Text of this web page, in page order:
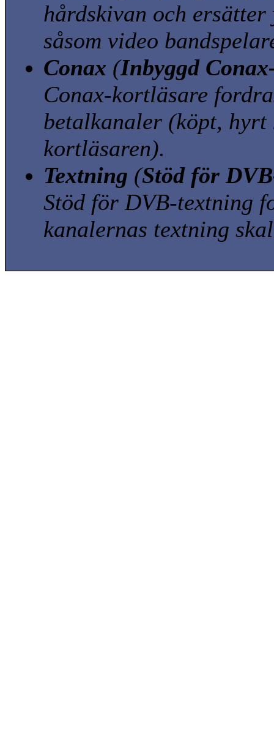
hårdskivan och
såsom video
Conax (Inbyggd
Conax-kortläsare
betalkanaler (köpt, hyrt
kortläsaren).
Textning (Stöd för
Stöd för DVB-textning
kanalernas textning